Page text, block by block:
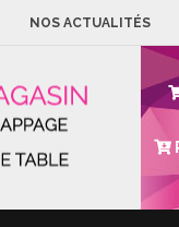
NOS ACTUALITÉS